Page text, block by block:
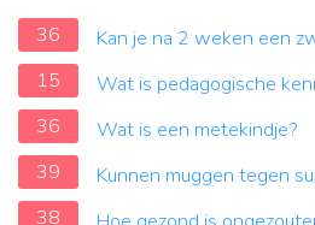
36
Kan je na 2 weken een
15
Wat is pedagogische
36
Wat is een metekindje?
39
Kunnen muggen tegen
38